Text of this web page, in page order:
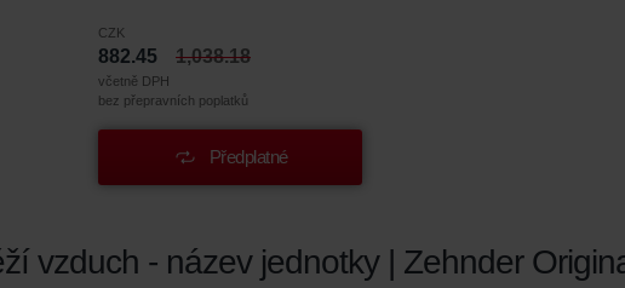
CZK
882.45 1,038.18
včetně DPH
bez přepravních poplatků
Předplatné
vzduch - název jednotky | Zehnder